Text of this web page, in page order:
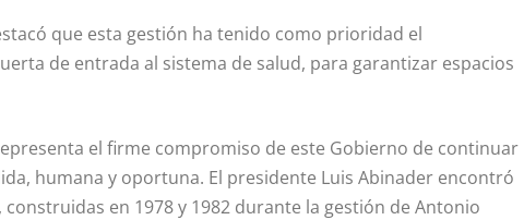
que esta gestión ha tenido como prioridad el
de entrada al sistema de salud, para garantizar espacios
el firme compromiso de este Gobierno de continuar
humana y oportuna. El presidente Luis Abinader encontró
en 1978 y 1982 durante la gestión de Antonio